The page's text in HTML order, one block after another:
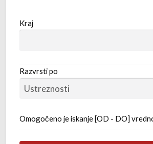
Kraj
Razvrsti po
Omogočeno je iskanje [OD - DO]